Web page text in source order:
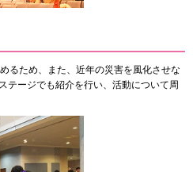
るため、また、近年の災害を風化させな
テージでも紹介を行い、活動について周